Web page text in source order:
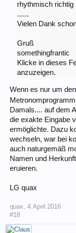
rhythmisch richtig
......
Vielen Dank
Gruß
somethingfrantic
Klicke in dieses
anzuzeigen.
Wenn es nur um
Damals.... auf dem
die exakte Eingabe
ermöglichte. Dazu
wechseln, war bei
auch naturgemäß
Namen und
eruieren.
LG quax
quax 4.April.2016
#18